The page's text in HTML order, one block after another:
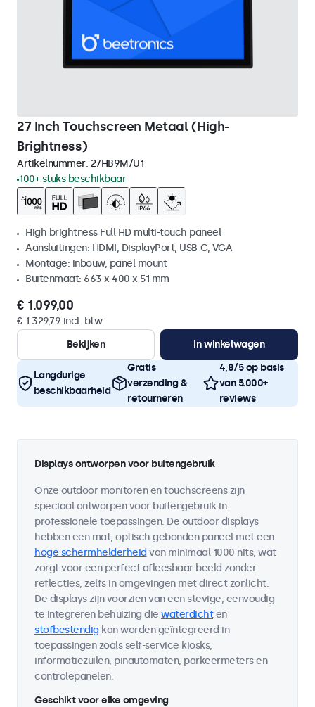
27 Inch Touchscreen Metaal (High-
Brightness)
Artikelnummer: 27HB9M/U1
100+ stuks beschikbaar
High brightness Full HD multi-touch paneel
Aansluitingen: HDMI, DisplayPort, USB-C, VGA
Montage: inbouw, panel mount
Buitenmaat: 663 x 400 x 51 mm
€ 1.099,00
€ 1.329,79 incl. btw
Bekijken
In winkelwagen
Langdurige
beschikbaarheid
Gratis
verzending &
retourneren
4,8/5 op basis
van 5.000+
reviews
Displays ontworpen voor buitengebruik
Onze outdoor monitoren en touchscreens zijn
speciaal ontworpen voor buitengebruik in
professionele toepassingen. De outdoor displays
hebben een mat, optisch gebonden paneel met een
hoge schermhelderheid van minimaal 1000 nits, wat
zorgt voor een perfect afleesbaar beeld zonder
reflecties, zelfs in omgevingen met direct zonlicht.
De displays zijn voorzien van een stevige, eenvoudig
te integreren behuizing die waterdichten
stofbestendig kan worden geïntegreerd in
toepassingen zoals self-service kiosks,
informatiezuilen, pinautomaten, parkeermeters en
controlepanelen.
Geschikt voor elke omgeving